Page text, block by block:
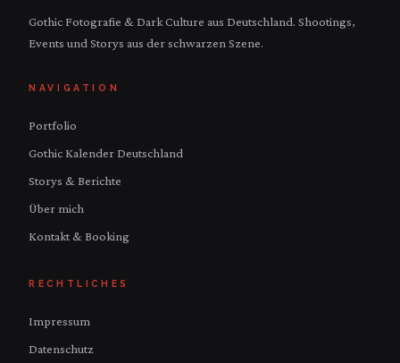
Gothic Fotografie & Dark Culture aus Deutschland. Shootings,
Events und Storys aus der schwarzen Szene.
NAVIGATION
Portfolio
Gothic Kalender Deutschland
Storys & Berichte
Über mich
Kontakt & Booking
RECHTLICHES
Impressum
Datenschutz